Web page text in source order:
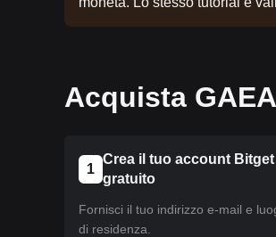
Acquista
1
Crea il tuo account Bitget
gratuito
Fornisci il tuo indirizzo e-mail e
di residenza.